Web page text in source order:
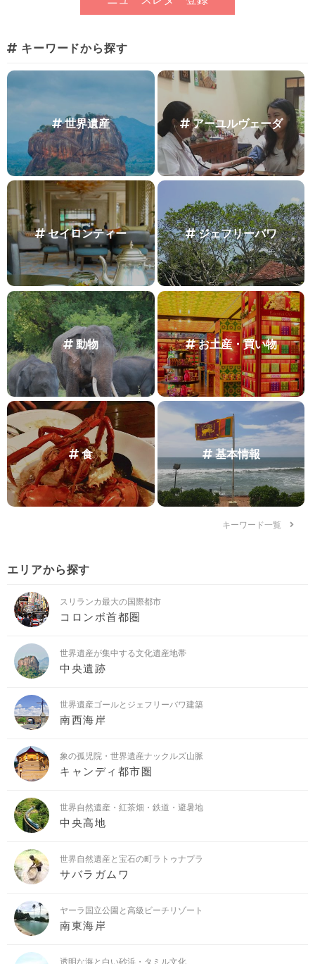
キーワードから探す
世界遺産 アーユルヴェーダ
セイロンティー ジェフリーバワ
動物 お土産・買い物
食 基本情報
キーワード一覧
エリアから探す
スリランカ最大の国際都市
コロンボ首都圏
世界遺産が集中する文化遺産地帯
中央遺跡
世界遺産ゴールとジェフリーバワ建築
南西海岸
象の孤児院・世界遺産ナックルズ山脈
キャンディ都市圏
世界自然遺産・紅茶畑・鉄道・避暑地
中央高地
世界自然遺産と宝石の町ラトゥナプラ
サバラガムワ
ヤーラ国立公園と高級ビーチリゾート
南東海岸
透明な海と白い砂浜・タミル文化